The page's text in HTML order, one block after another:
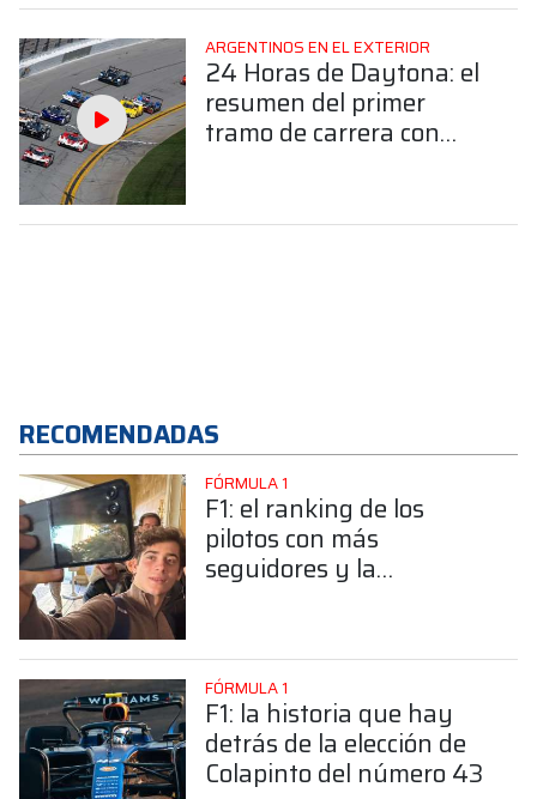
ARGENTINOS EN EL EXTERIOR
24 Horas de Daytona: el
resumen del primer
tramo de carrera con
RECOMENDADAS
FÓRMULA 1
F1: el ranking de los
pilotos con más
seguidores y la
FÓRMULA 1
F1: la historia que hay
detrás de la elección de
Colapinto del número 43